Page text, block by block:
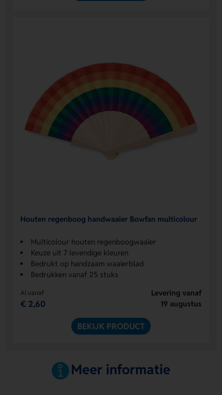
Houten regenboog handwaaier Bowfan multicolour
Multicolour houten regenboogwaaier
Keuze uit 7 levendige kleuren
Bedrukt op handzaam waaierblad
Bedrukken vanaf 25 stuks
Al vanaf
€ 2,60
Levering vanaf
19 augustus
BEKIJK PRODUCT
Meer informatie